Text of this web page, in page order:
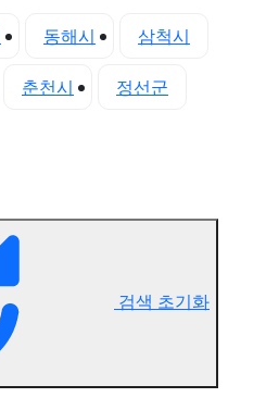
동해시 삼척시
춘천시 정선군
검색 초기화